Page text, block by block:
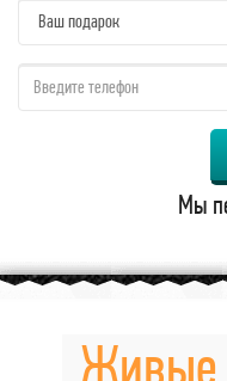
Мы
Живые